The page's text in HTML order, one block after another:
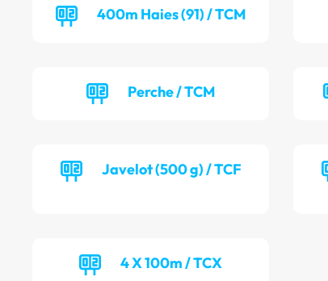
400m Haies (91) / TCM
Perche / TCM
Javelot (500 g) / TCF
4 X 100m / TCX